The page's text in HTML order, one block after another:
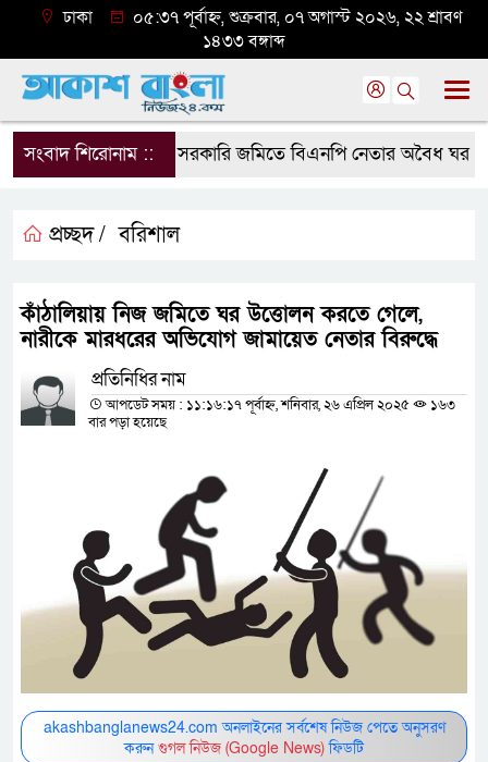
ঢাকা
০৫:৩৭ পূর্বাহ্ন, শুক্রবার, ০৭ অগাস্ট ২০২৬, ২২ শ্রাবণ
১৪৩৩ বঙ্গাব্দ
সংবাদ শিরোনাম :: সরকারি জমিতে বিএনপি নেতার অবৈধ ঘর
প্রচ্ছদ / বরিশাল
কাঁঠালিয়ায় নিজ জমিতে ঘর উত্তোলন করতে গেলে,
নারীকে মারধরের অভিযোগ জামায়েত নেতার বিরুদ্ধে
প্রতিনিধির নাম
আপডেট সময় : ১১:১৬:১৭ পূর্বাহ্ন, শনিবার, ২৬ এপ্রিল ২০২৫
১৬৩
বার পড়া হয়েছে
akashbanglanews24.com অনলাইনের সর্বশেষ নিউজ পেতে অনুসরণ
করুনগুগল নিউজ (Google News)ফিডটি